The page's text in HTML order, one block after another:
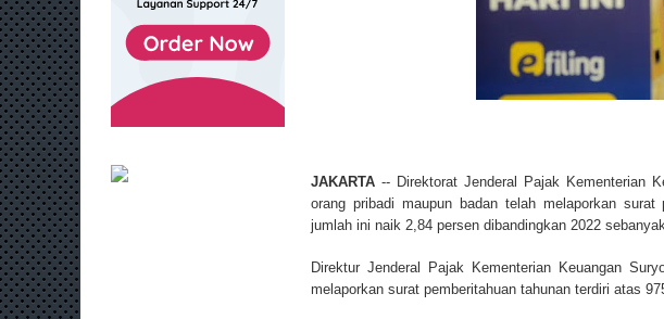
JAKARTA -- Direktorat Jenderal Pajak Kementerian
orang pribadi maupun badan telah melaporkan
jumlah ini naik 2,84 persen dibandingkan 2022
Direktur Jenderal Pajak Kementerian Keuangan
melaporkan surat pemberitahuan tahunan terdiri atas